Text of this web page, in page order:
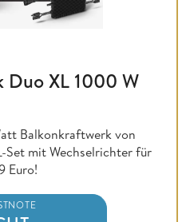
Duo XL 1000 W
Balkonkraftwerk von
Set mit Wechselrichter für
Euro!